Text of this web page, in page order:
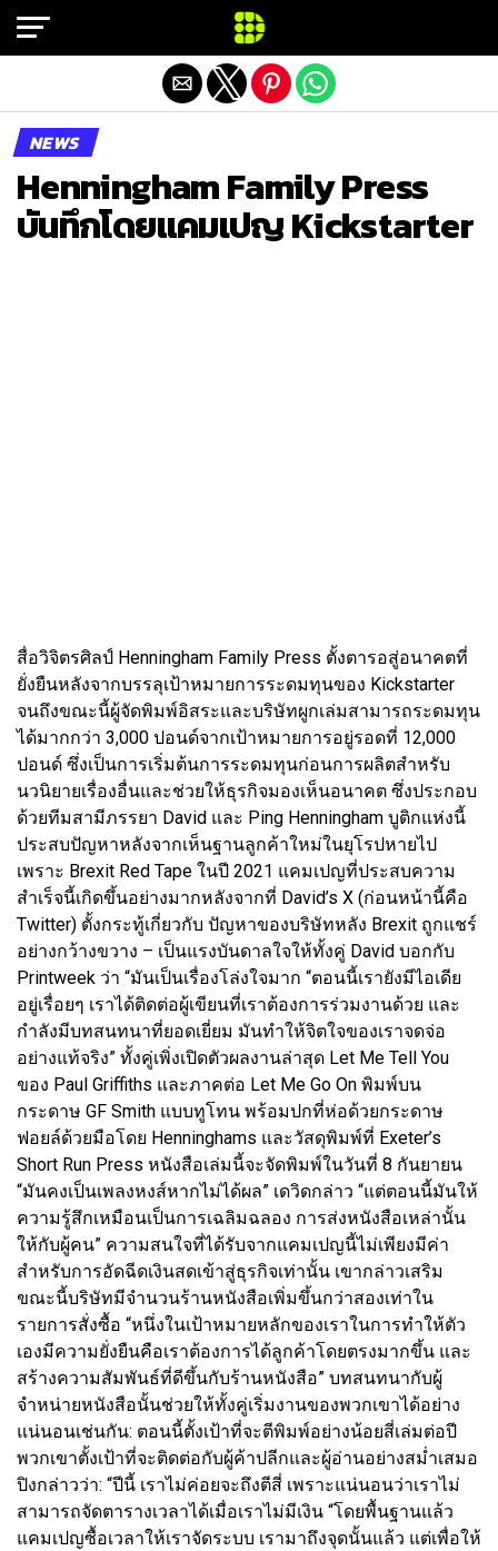
NEWS
Henningham Family Press
บันทึกโดยแคมเปญ Kickstarter
สื่อวิจิตรศิลป์ Henningham Family Press ตั้งตารอสู่อนาคตที่
ยั่งยืนหลังจากบรรลุเป้าหมายการระดมทุนของ Kickstarter
จนถึงขณะนี้ผู้จัดพิมพ์อิสระและบริษัทผูกเล่มสามารถระดมทุน
ได้มากกว่า 3,000 ปอนด์จากเป้าหมายการอยู่รอดที่ 12,000
ปอนด์ ซึ่งเป็นการเริ่มต้นการระดมทุนก่อนการผลิตสำหรับ
นวนิยายเรื่องอื่นและช่วยให้ธุรกิจมองเห็นอนาคต ซึ่งประกอบ
ด้วยทีมสามีภรรยา David และ Ping Henningham บูติกแห่งนี้
ประสบปัญหาหลังจากเห็นฐานลูกค้าใหม่ในยุโรปหายไป
เพราะ Brexit Red Tape ในปี 2021 แคมเปญที่ประสบความ
สำเร็จนี้เกิดขึ้นอย่างมากหลังจากที่ David’s X (ก่อนหน้านี้คือ
Twitter) ตั้งกระทู้เกี่ยวกับ ปัญหาของบริษัทหลัง Brexit ถูกแชร์
อย่างกว้างขวาง – เป็นแรงบันดาลใจให้ทั้งคู่ David บอกกับ
Printweek ว่า “มันเป็นเรื่องโล่งใจมาก “ตอนนี้เรายังมีไอเดีย
อยู่เรื่อยๆ เราได้ติดต่อผู้เขียนที่เราต้องการร่วมงานด้วย และ
กำลังมีบทสนทนาที่ยอดเยี่ยม มันทำให้จิตใจของเราจดจ่อ
อย่างแท้จริง” ทั้งคู่เพิ่งเปิดตัวผลงานล่าสุด Let Me Tell You
ของ Paul Griffiths และภาคต่อ Let Me Go On พิมพ์บน
กระดาษ GF Smith แบบทูโทน พร้อมปกที่ห่อด้วยกระดาษ
ฟอยล์ด้วยมือโดย Henninghams และวัสดุพิมพ์ที่ Exeter’s
Short Run Press หนังสือเล่มนี้จะจัดพิมพ์ในวันที่ 8 กันยายน
“มันคงเป็นเพลงหงส์หากไม่ได้ผล” เดวิดกล่าว “แต่ตอนนี้มันให้
ความรู้สึกเหมือนเป็นการเฉลิมฉลอง การส่งหนังสือเหล่านั้น
ให้กับผู้คน” ความสนใจที่ได้รับจากแคมเปญนี้ไม่เพียงมีค่า
สำหรับการอัดฉีดเงินสดเข้าสู่ธุรกิจเท่านั้น เขากล่าวเสริม
ขณะนี้บริษัทมีจำนวนร้านหนังสือเพิ่มขึ้นกว่าสองเท่าใน
รายการสั่งซื้อ “หนึ่งในเป้าหมายหลักของเราในการทำให้ตัว
เองมีความยั่งยืนคือเราต้องการได้ลูกค้าโดยตรงมากขึ้น และ
สร้างความสัมพันธ์ที่ดีขึ้นกับร้านหนังสือ” บทสนทนากับผู้
จำหน่ายหนังสือนั้นช่วยให้ทั้งคู่เริ่มงานของพวกเขาได้อย่าง
แน่นอนเช่นกัน: ตอนนี้ตั้งเป้าที่จะตีพิมพ์อย่างน้อยสี่เล่มต่อปี
พวกเขาตั้งเป้าที่จะติดต่อกับผู้ค้าปลีกและผู้อ่านอย่างสม่ำเสมอ
ปิงกล่าวว่า: “ปีนี้ เราไม่ค่อยจะถึงตีสี่ เพราะแน่นอนว่าเราไม่
สามารถจัดตารางเวลาได้เมื่อเราไม่มีเงิน “โดยพื้นฐานแล้ว
แคมเปญซื้อเวลาให้เราจัดระบบ เรามาถึงจุดนั้นแล้ว แต่เพื่อให้
Exit mobile version